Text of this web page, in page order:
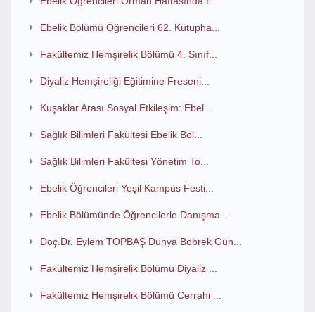
Ebelik Bölümü Öğrencileri 62. Kütüpha...
Fakültemiz Hemşirelik Bölümü 4. Sınıf...
Diyaliz Hemşireliği Eğitimine Freseni...
Kuşaklar Arası Sosyal Etkileşim: Ebel...
Sağlık Bilimleri Fakültesi Ebelik Böl...
Sağlık Bilimleri Fakültesi Yönetim To...
Ebelik Öğrencileri Yeşil Kampüs Festi...
Ebelik Bölümünde Öğrencilerle Danışma...
Doç.Dr. Eylem TOPBAŞ Dünya Böbrek Gün...
Fakültemiz Hemşirelik Bölümü Diyaliz ...
Fakültemiz Hemşirelik Bölümü Cerrahi ...